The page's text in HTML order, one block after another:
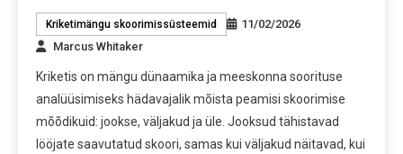
Kriketimängu skoorimissüsteemid
11/02/2026
Marcus Whitaker
Kriketis on mängu dünaamika ja meeskonna soorituse
analüüsimiseks hädavajalik mõista peamisi skoorimise
mõõdikuid: jookse, väljakud ja üle. Jooksud tähistavad
lööjate saavutatud skoori, samas kui väljakud näitavad, kui